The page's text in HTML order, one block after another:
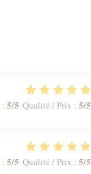
: 5/5 Qualité / Prix : 5/5
: 5/5 Qualité / Prix : 5/5